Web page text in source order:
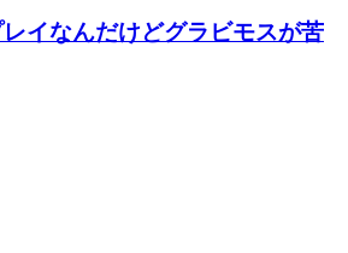
イなんだけどグラビモスが苦